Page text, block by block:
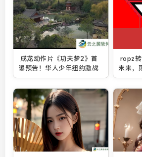
成龙动作片《功夫梦2》首
曝预告！华人少年纽约激战
ropz
未来，